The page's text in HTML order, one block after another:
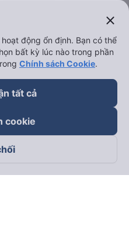
close
động ổn định. Bạn có thể
bất kỳ lúc nào trong phần
Chính sách Cookie.
tất cả
cookie